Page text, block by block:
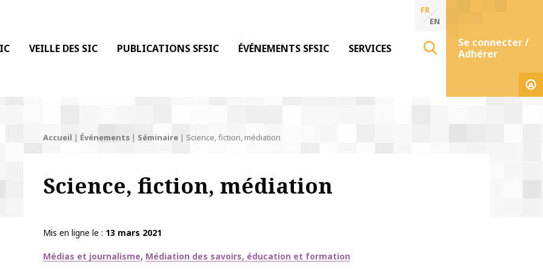
LA COMMUNICATION
VEILLE DES SIC PUBLICATIONS SFSIC ÉVÉNEMENTS SFSIC SERVICES
FR
EN
Se connecter /
Adhérer
Accueil | Événements| Séminaire| Science, fiction, médiation
Science, fiction, médiation
Mis en ligne le
13 mars 2021
Thématiques
Médias et journalisme Médiation des savoirs, éducation et formation